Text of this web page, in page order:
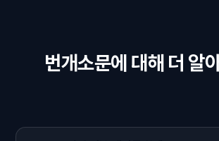
번개소문에 대해 더 알